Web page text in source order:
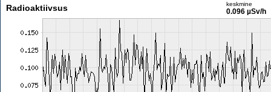
Radioaktiivsus keskmine
0.096 µSv/h